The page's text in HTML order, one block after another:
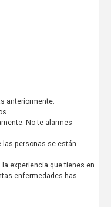
anteriormente.
No te alarmes
las personas se están
experiencia que tienes en
enfermedades has